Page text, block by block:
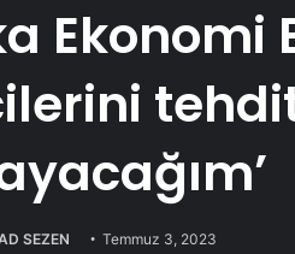
Ekonomi
SEZEN Temmuz 3, 2023